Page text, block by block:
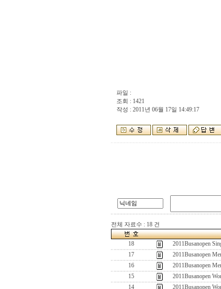
파일 :
조회 : 1421
작성 : 2011년 06월 17일 14:49:17
전체 자료수 : 18 건
18
2011Busanopen
17
2011Busanopen
16
2011Busanopen
15
2011Busanopen
14
2011Busanopen